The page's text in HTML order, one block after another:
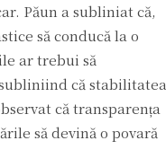
Păun a subliniat că,
să conducă la o
ar trebui să
că stabilitatea
că transparența
să devină o povară